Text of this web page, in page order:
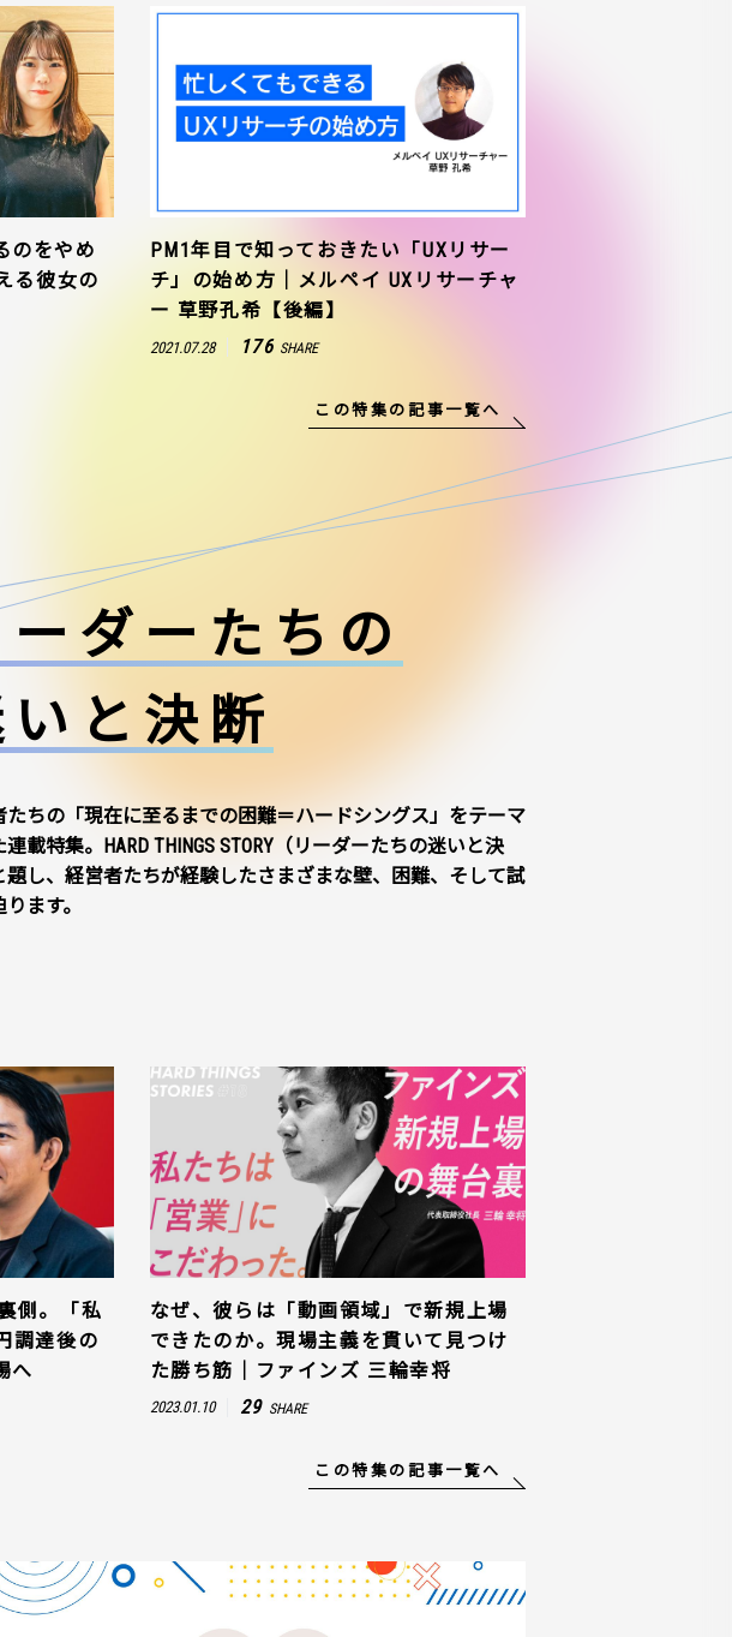
のをやめ
る彼女の
PM1年目で知っておきたい「UXリサー
チ」の始め方｜メルペイ UXリサーチャ
ー 草野孔希【後編】
2021.07.28 176 SHARE
この特集の記事一覧へ
ダーたちの
いと決断
たちの「現在に至るまでの困難＝ハードシングス」をテーマ
連載特集。HARD THINGS STORY（リーダーたちの迷いと決
題し、経営者たちが経験したさまざまな壁、困難、そして試
ます。
側。「私
調達後の
へ
なぜ、彼らは「動画領域」で新規上場
できたのか。現場主義を貫いて見つけ
た勝ち筋｜ファインズ 三輪幸将
2023.01.10 29 SHARE
この特集の記事一覧へ